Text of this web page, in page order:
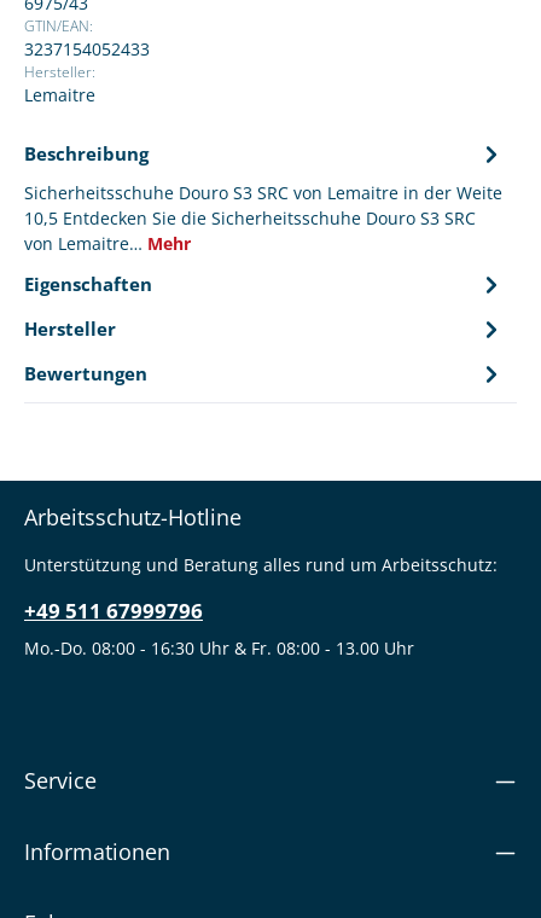
GTIN/EAN:
3237154052433
Hersteller:
Lemaitre
Beschreibung
Sicherheitsschuhe Douro S3 SRC von Lemaitre in der Weite
10,5 Entdecken Sie die Sicherheitsschuhe Douro S3 SRC
von Lemaitre… Mehr
Eigenschaften
Hersteller
Bewertungen
Arbeitsschutz-Hotline
Unterstützung und Beratung alles rund um Arbeitsschutz:
+49 511 67999796
Mo.-Do. 08:00 - 16:30 Uhr & Fr. 08:00 - 13.00 Uhr
Service
Informationen